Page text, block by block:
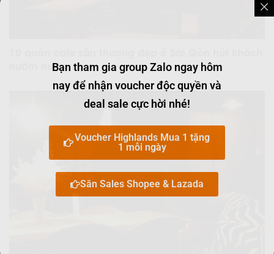
nườm nượpBạn tham gia group Zalo ngay hôm
nay để nhận voucher độc quyền và
deal sale cực hời nhé!
Voucher Highlands Mua 1 tặng
1 mỗi ngày
Săn Sales Shopee & Lazada